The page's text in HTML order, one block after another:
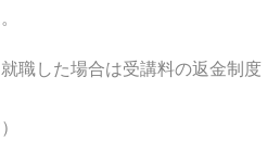
職した場合は受講料の返金制度